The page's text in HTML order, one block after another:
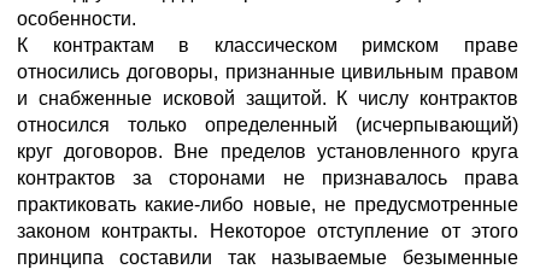
особенности.
К контрактам в классическом римском праве
относились договоры, признанные цивильным правом
и снабженные исковой защитой. К числу контрактов
относился только определенный (исчерпывающий)
круг договоров. Вне пределов установленного круга
контрактов за сторонами не признавалось права
практиковать какие-либо новые, не предусмотренные
законом контракты. Некоторое отступление от этого
принципа составили так называемые безыменные